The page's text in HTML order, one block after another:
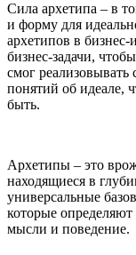
Сила архетипа – в
и форму для
архетипов в бизнес-
бизнес-задачи,
смог
понятий об идеале,
быть.
Архетипы – это
находящиеся в
универсальные
которые определяют
мысли и поведение.